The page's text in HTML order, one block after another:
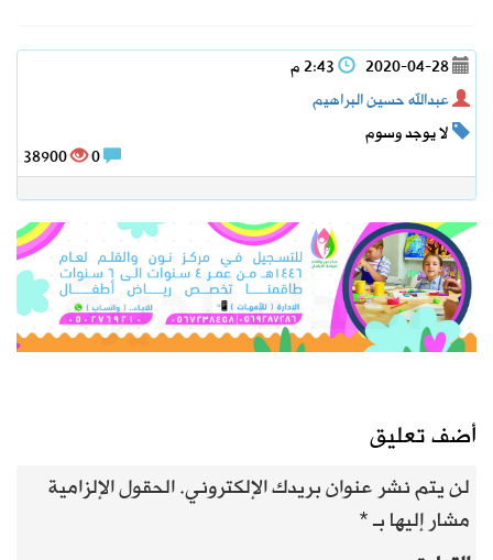
2020-04-28
عبدالله حسين البراهيم
لا يوجد وسوم
38900
أضف تعليق
لن يتم نشر عنوان بريدك الإلكتروني.الحقول الإلزامية
مشار إليها بـ*